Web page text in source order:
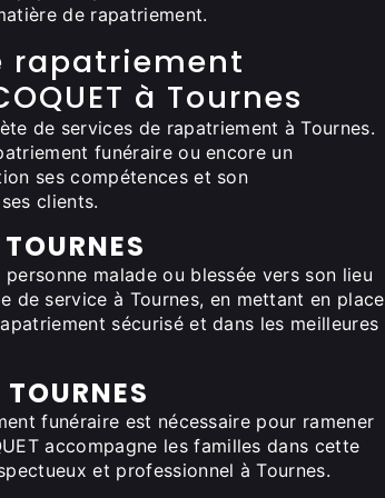
de rapatriement.
rapatriement
à Tournes
de services de rapatriement à Tournes.
funéraire ou encore un
ses compétences et son
clients.
malade ou blessée vers son lieu
de service à Tournes, en mettant en place
sécurisé et dans les meilleures
funéraire est nécessaire pour ramener
accompagne les familles dans cette
et professionnel à Tournes.